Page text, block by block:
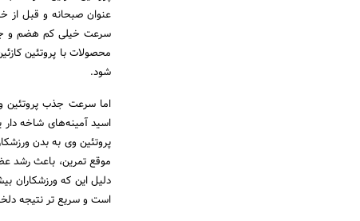
عنوان صبحانه و قبل از
سرعت خیلی کم هضم و
محصولات با پروتئین
شود.
اما سرعت جذب پروتئین
پروتئین وی به بدن
موقع تمرین، باعث رشد
دلیل این که ورزشکاران
است و سریع تر نتیجه